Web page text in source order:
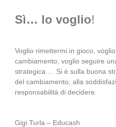
Sì… lo voglio!
Voglio rimettermi in gioco,
cambiamento, voglio seguire
strategica…. Si è sulla buona
del cambiamento, alla
responsabilità di decidere.
Gigi Turla – Educash